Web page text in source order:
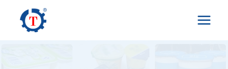
contenu